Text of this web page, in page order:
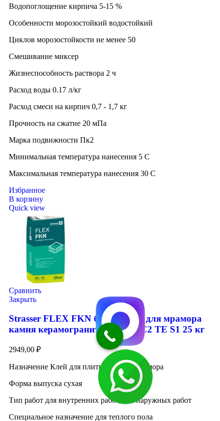
Водопоглощение кирпича 5-15 %
Особенности морозостойкий водостойкий
Циклов морозостойкости не менее 50
Смешивание миксер
Жизнеспособность раствора 2 ч
Расход воды 0.17 л/кг
Расход смеси на кирпич 0,7 - 1,7 кг
Прочность на сжатие 20 мПа
Марка подвижности Пк2
Минимальная температура нанесения 5 C
Максимальная температура нанесения 30 C
Избранное
В корзину
Quick view
Сравнить
Закрыть
Strasser FLEX FKN белый клей для мрамора
камня керамогранита плитки С2 ТE S1 25 кг
2949,00 ₽
Назначение Клей для плитки, камня, мрамора
Форма выпуска сухая
Тип работ для внутренних работ, для наружных работ
Специальное назначение для теплого пола